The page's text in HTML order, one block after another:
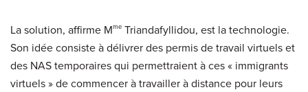
La solution, affirme Mme Triandafyllidou, est la technologie.
Son idée consiste à délivrer des permis de travail virtuels et
des NAS temporaires qui permettraient à ces « immigrants
virtuels » de commencer à travailler à distance pour leurs